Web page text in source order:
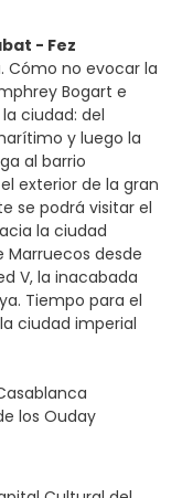
- Fez
Cómo no evocar la
Bogart e
ciudad: del
y luego la
al barrio
exterior de la gran
se podrá visitar el
la ciudad
Marruecos desde
V, la inacabada
Tiempo para el
ciudad imperial
los Ouday